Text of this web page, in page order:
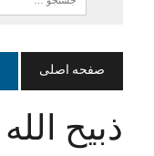
صفحه اصلی
ذبیح